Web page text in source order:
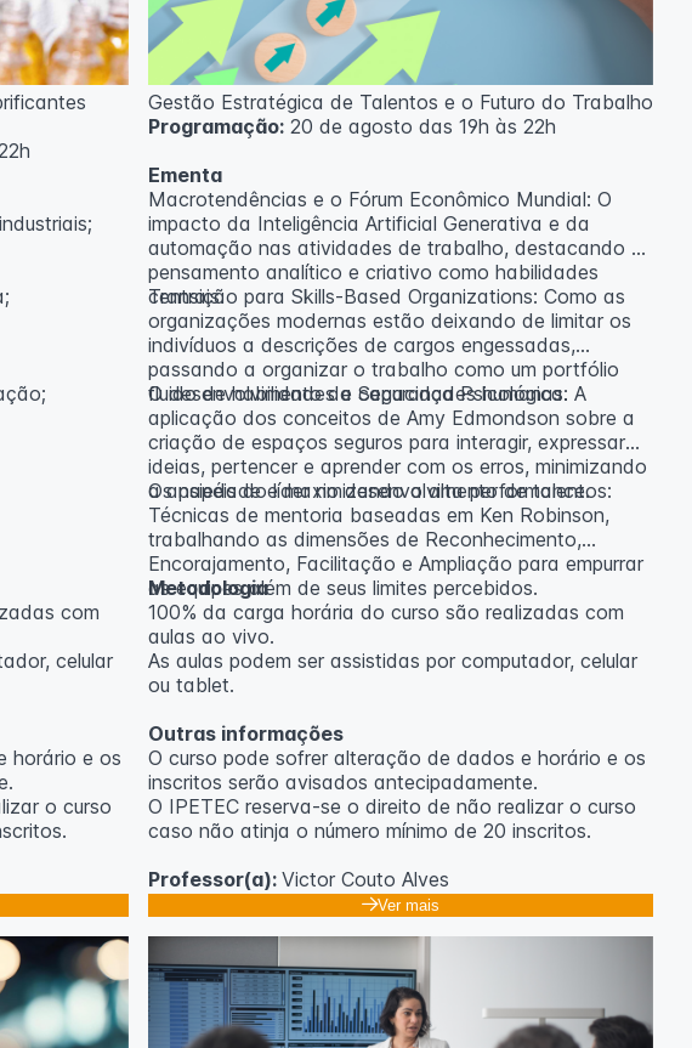
Professora:Rosana Ravaglia
com
celular
horário e os
o curso
Gestão Estratégica de Talentos e o Futuro do Trabalho
Programação:20 de agosto das 19h às 22h
Ementa
Macrotendências e o Fórum Econômico Mundial: O
impacto da Inteligência Artificial Generativa e da
automação nas atividades de trabalho, destacando o
pensamento analítico e criativo como habilidades
centrais.
Transição para Skills-Based Organizations: Como as
organizações modernas estão deixando de limitar os
indivíduos a descrições de cargos engessadas,
passando a organizar o trabalho como um portfólio
fluido de habilidades e capacidades humanas.
O desenvolvimento da Segurança Psicológica: A
aplicação dos conceitos de Amy Edmondson sobre a
criação de espaços seguros para interagir, expressar
ideias, pertencer e aprender com os erros, minimizando
a ansiedade e maximizando a alta performance.
Os papéis do líder no desenvolvimento de talentos:
Técnicas de mentoria baseadas em Ken Robinson,
trabalhando as dimensões de Reconhecimento,
Encorajamento, Facilitação e Ampliação para empurrar
as equipes além de seus limites percebidos.
Metodologia
100% da carga horária do curso são realizadas com
aulas ao vivo.
As aulas podem ser assistidas por computador, celular
ou tablet.
Outras informações
O curso pode sofrer alteração de dados e horário e os
inscritos serão avisados ​​antecipadamente.
O IPETEC reserva-se o direito de não realizar o curso
caso não atinja o número mínimo de 20 inscritos.
Professor(a): Victor Couto Alves
Ver mais